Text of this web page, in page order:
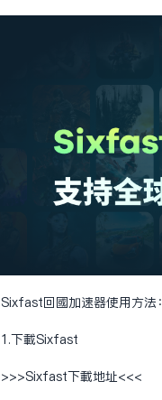
Sixfast回国加速器使用方法：
1.下载Sixfast
>>>Sixfast下载地址<<<